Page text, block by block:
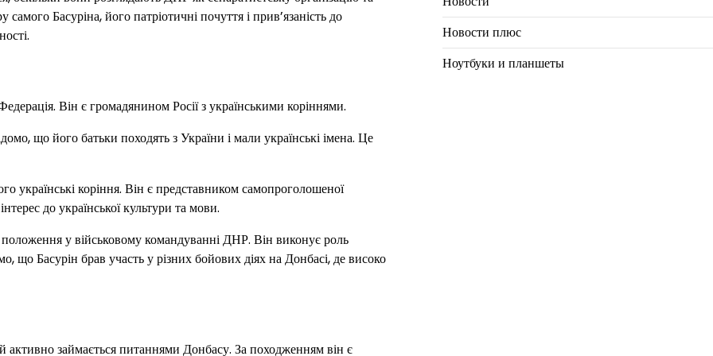
Басуріна, його патріотичні почуття і прив’язаність до
Він є громадянином Росії з українськими коріннями.
що його батьки походять з України і мали українські імена. Це
українські коріння. Він є представником самопроголошеної
до української культури та мови.
положення у військовому командуванні ДНР. Він виконує роль
Басурін брав участь у різних бойових діях на Донбасі, де високо
активно займається питаннями Донбасу. За походженням він є
Новости плюс
Ноутбуки и планшеты